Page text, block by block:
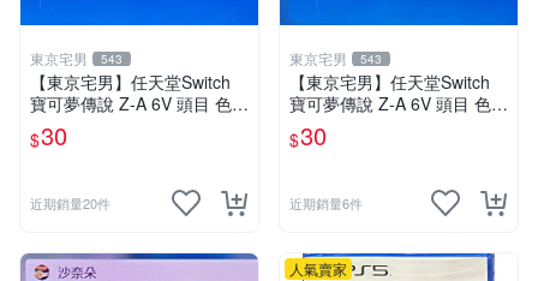
東京宅男 543
【東京宅男】任天堂Switch
寶可夢傳說 Z-A 6V 頭目 色違
巨金怪
$30
近期銷量20件
東京宅男 543
【東京宅男】任天堂Switch
寶可夢傳說 Z-A 6V 頭目 色違
沙奈朵
$30
近期銷量6件
人氣賣家